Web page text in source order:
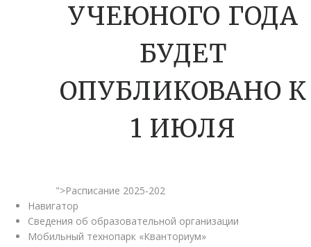
УЧЕЮНОГО ГОДА
БУДЕТ
ОПУБЛИКОВАНО К
1 ИЮЛЯ
">Расписание 2025-202
Навигатор
Сведения об образовательной организации
Мобильный технопарк «Кванториум»